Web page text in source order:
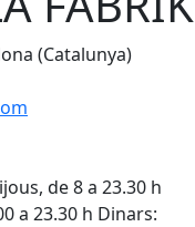
(Catalunya)
de 8 a 23.30 h
a 23.30 h Dinars: